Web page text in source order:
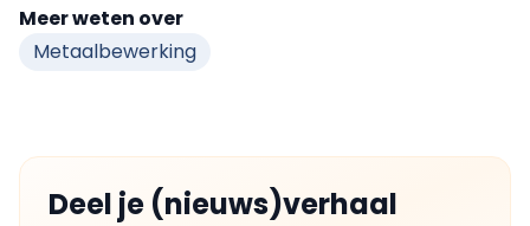
Meer weten over
Metaalbewerking
Deel je (nieuws)verhaal